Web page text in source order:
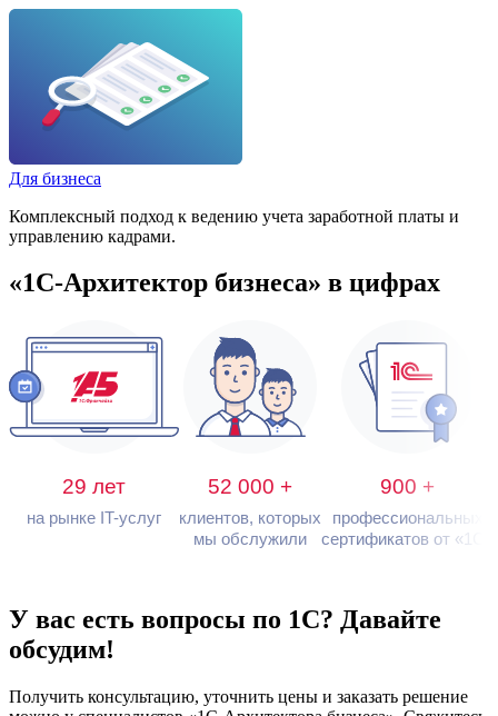
Для бизнеса
Комплексный подход к ведению учета заработной платы и
управлению кадрами.
«1С-Архитектор бизнеса» в цифрах
29 лет
на рынке IT-услуг
52 000 +
клиентов, которых
мы обслужили
900 +
профессиональных
сертификатов от «1С»
У вас есть вопросы по 1С? Давайте
обсудим!
Получить консультацию, уточнить цены и заказать решение